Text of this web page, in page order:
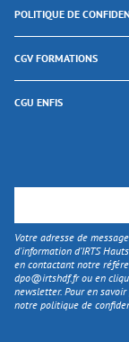
POLITIQUE DE
CGV FORMATIONS
CGU ENFIS
Votre adresse de
d'information d’IRTS
en contactant notre
dpo@irtshdf.frou en
newsletter. Pour en
notre politique de